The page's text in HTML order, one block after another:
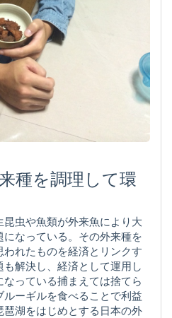
種を調理して環
虫や魚類が外来魚により大
なっている。その外来種を
れたものを経済とリンクす
解決し、経済として運用し
っている捕まえては捨てら
ーギルを食べることで利益
琶湖をはじめとする日本の外